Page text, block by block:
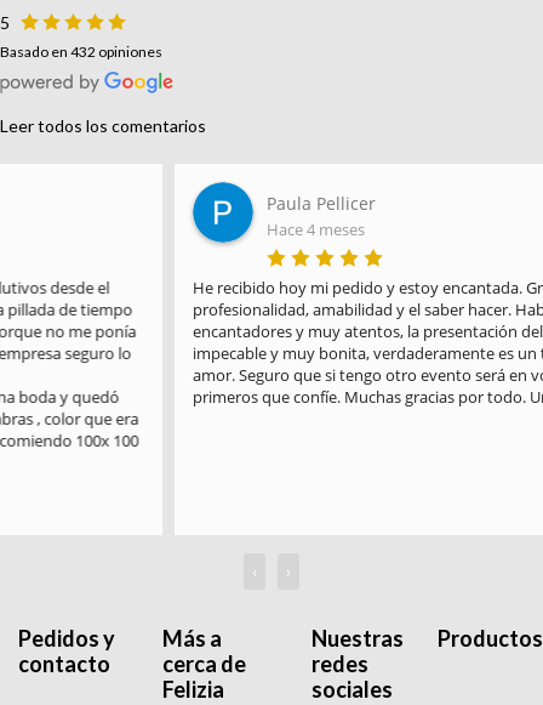
5
Basado en 432 opiniones
Leer todos los comentarios
Paula Pellicer
He recibido hoy mi pedido y estoy encantada. Gracias por la
profesionalidad, amabilidad y el saber hacer. Habéis sido
encantadores y muy atentos, la presentación del paquete es
impecable y muy bonita, verdaderamente es un trabajo hecho con
amor. Seguro que si tengo otro evento será en vosotros en los
primeros que confíe. Muchas gracias por todo. Un saludo
‹ ›
Pedidos y
contacto
Más a
cerca de
Felizia
Nuestras
redes
sociales
Productos